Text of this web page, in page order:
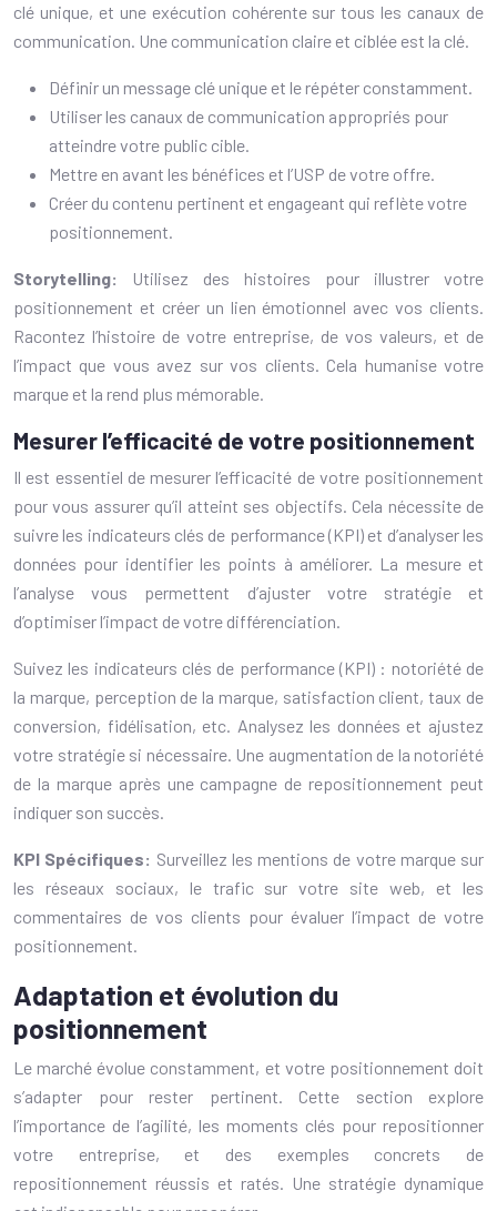
clé unique, et une exécution cohérente sur tous les canaux de
communication. Une communication claire et ciblée est la clé.
Définir un message clé unique et le répéter constamment.
Utiliser les canaux de communication appropriés pour
atteindre votre public cible.
Mettre en avant les bénéfices et l’USP de votre offre.
Créer du contenu pertinent et engageant qui reflète votre
positionnement.
Storytelling:
Utilisez des histoires pour illustrer votre
positionnement et créer un lien émotionnel avec vos clients.
Racontez l’histoire de votre entreprise, de vos valeurs, et de
l’impact que vous avez sur vos clients. Cela humanise votre
marque et la rend plus mémorable.
Mesurer l’efficacité de votre positionnement
Il est essentiel de mesurer l’efficacité de votre positionnement
pour vous assurer qu’il atteint ses objectifs. Cela nécessite de
suivre les indicateurs clés de performance (KPI) et d’analyser les
données pour identifier les points à améliorer. La mesure et
l’analyse vous permettent d’ajuster votre stratégie et
d’optimiser l’impact de votre différenciation.
Suivez les indicateurs clés de performance (KPI) : notoriété de
la marque, perception de la marque, satisfaction client, taux de
conversion, fidélisation, etc. Analysez les données et ajustez
votre stratégie si nécessaire. Une augmentation de la notoriété
de la marque après une campagne de repositionnement peut
indiquer son succès.
KPI Spécifiques: Surveillez les mentions de votre marque sur
les réseaux sociaux, le trafic sur votre site web, et les
commentaires de vos clients pour évaluer l’impact de votre
positionnement.
Adaptation et évolution du
positionnement
Le marché évolue constamment, et votre positionnement doit
s’adapter pour rester pertinent. Cette section explore
l’importance de l’agilité, les moments clés pour repositionner
votre entreprise, et des exemples concrets de
repositionnement réussis et ratés. Une stratégie dynamique